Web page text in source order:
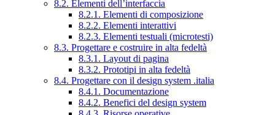
8.2. Elementi dell’interfaccia
8.2.1. Elementi di composizione
8.2.2. Elementi interattivi
8.2.3. Elementi testuali (microtesti)
8.3. Progettare e costruire in alta fedeltà
8.3.1. Layout di pagina
8.3.2. Prototipi in alta fedeltà
8.4. Progettare con il design system .italia
8.4.1. Documentazione
8.4.2. Benefici del design system